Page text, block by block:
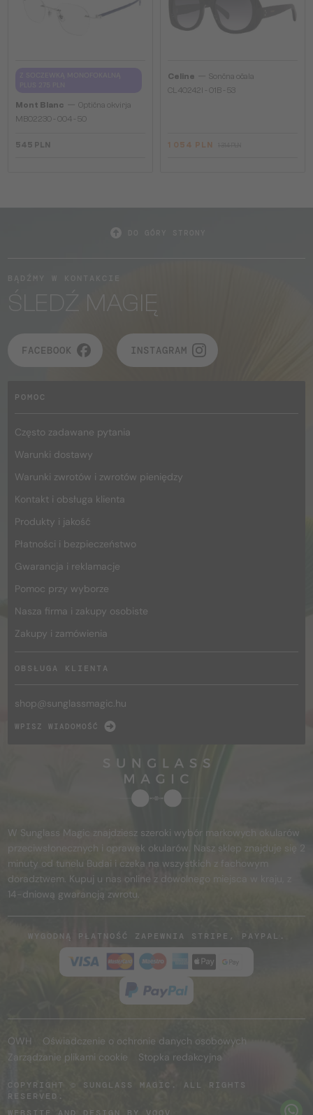
Mont Blanc
Optična okvirja
MB0223O - 004 - 50
545 PLN
Celine
Sončna očala
CL40242I - 01B - 53
1 054 PLN
ŚLEDŹ MAGIĘ
FACEBOOK INSTAGRAM
POMOC
Często zadawane pytania
Warunki dostawy
Warunki zwrotów i zwrotów pieniędzy
Kontakt i obsługa klienta
Produkty i jakość
Płatności i bezpieczeństwo
Gwarancja i reklamacje
Pomoc przy wyborze
Nasza firma i zakupy osobiste
Zakupy i zamówienia
OBSŁUGA KLIENTA
shop@sunglassmagic.hu
WPISZ WIADOMOŚĆ
W Sunglass Magic znajdziesz szeroki wybór markowych okularów
przeciwsłonecznych i oprawek okularów. Nasz sklep znajduje się 2
minuty od tunelu Budai i czeka na wszystkich z fachowym
doradztwem. Kupuj u nas online z dowolnego miejsca w kraju, z
14-dniową gwarancją zwrotu.
WYGODNĄ PŁATNOŚĆ ZAPEWNIA STRIPE, PAYPAL.
OWH
Oświadczenie o ochronie danych osobowych
Zarządzanie plikami cookie
Stopka redakcyjna
COPYRIGHT © SUNGLASS MAGIC. ALL RIGHTS
RESERVED.